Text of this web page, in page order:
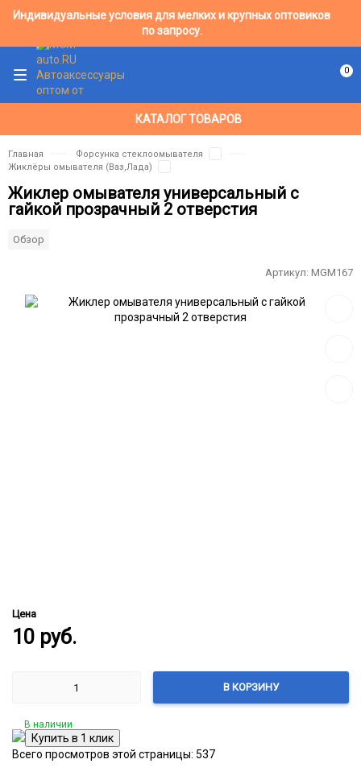
Индивидуальные условия для мелких и крупных оптовиков
по запросу.
КАТАЛОГ ТОВАРОВ
0
Главная
Форсунка стеклоомывателя
Жиклёры омывателя (Ваз,Лада)
Жиклер омывателя универсальный с
гайкой прозрачный 2 отверстия
Обзор
Артикул: MGM167
Цена
10 руб.
В КОРЗИНУ
В наличии
Всего просмотров этой страницы: 537